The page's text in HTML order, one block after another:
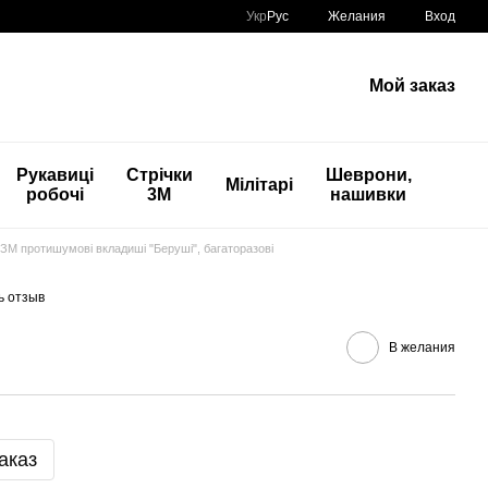
Укр Рус Желания Вход
Мой заказ
Рукавиці
робочі
Стрічки
3М
Мілітарі
Шеврони,
нашивки
ЗМ протишумові вкладиші "Беруші", багаторазові
отзыв
В желания